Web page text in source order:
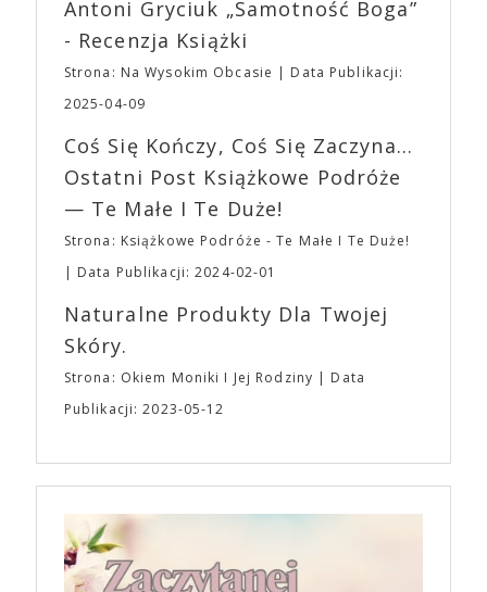
(„Joker”, „Ona”) w swojej najbardziej zaskakującej
roli. Twórca kultowych „Dziedzictwo. Hereditary” i
„Midsommar. W biały dzień” zrealizował najbardziej
osobisty film, który pozwolił mu w pełni podzielić
się z widzami swoimi lękami, wizją świata, a przede
„Bo się boi” w kinach od 21 kwietnia.
Waszych ulubionych Wystawców serwujących
napoje oraz drobne przekąski a przed halą
planujemy Strefę FoodTrucków. Życzymy Wam
fantastycznego czasu oczekiwania na nadchodzącą
EXPO XXI!
Antoni Gryciuk „Samotność Boga”
- Recenzja Książki
Strona: Na Wysokim Obcasie
Data Publikacji:
2025-04-09
Coś Się Kończy, Coś Się Zaczyna...
Ostatni Post Książkowe Podróże
— Te Małe I Te Duże!
Strona: Książkowe Podróże - Te Małe I Te Duże!
Data Publikacji: 2024-02-01
Naturalne Produkty Dla Twojej
Skóry.
Strona: Okiem Moniki I Jej Rodziny
Data
Publikacji: 2023-05-12